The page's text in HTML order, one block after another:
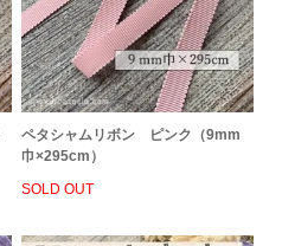
ペタシャムリボン ピンク（9mm
巾×295cm）
SOLD OUT